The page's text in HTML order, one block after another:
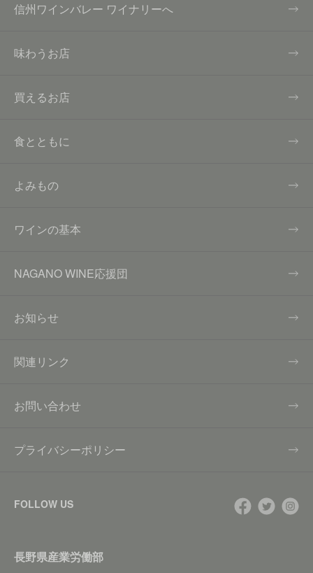
信州ワインバレー ワイナリーへ
味わうお店
買えるお店
食とともに
よみもの
ワインの基本
NAGANO WINE応援団
お知らせ
関連リンク
お問い合わせ
プライバシーポリシー
FOLLOW US
長野県産業労働部